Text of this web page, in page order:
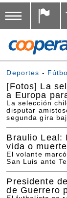
Deportes -
[Fotos] La
a Europa
La selección
disputar
segunda gira
Braulio Leal:
vida o
El volante
San Luis ante
Presidente
de Guerrero